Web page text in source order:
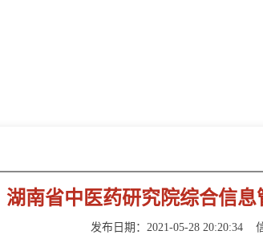
湖南省中医药研究院综合信
发布日期：2021-05-28 20:20:34